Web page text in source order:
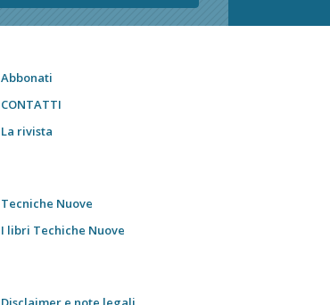
Abbonati
CONTATTI
La rivista
Tecniche Nuove
I libri Techiche Nuove